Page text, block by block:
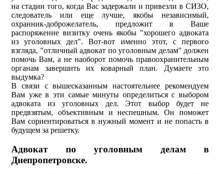
на стадии того, когда Вас задержали и привезли в СИЗО,
следователь или еще лучше, якобы независимый,
охранник-доброжелатель, предложит в Ваше
распоряжение визитку очень якобы "хорошего адвоката
из уголовных дел". Вот-вот именно этот, с первого
взгляда, "отличный адвокат по уголовным делам" должен
помочь Вам, а не наоборот помочь правоохранительным
органам завершить их коварный план. Думаете это
выдумка?
В связи с вышесказанным настоятельнее рекомендуем
Вам уже в эти самые минуты определиться с выбором
адвоката из уголовных дел. Этот выбор будет не
предвзятым, объективным и неспешным. Он поможет
Вам сориентироваться в нужный момент и не попасть в
будущем за решетку.
Адвокат по уголовным делам в
Днепропетровске.